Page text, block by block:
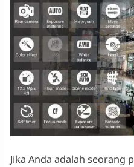
Jika Anda adalah seorang